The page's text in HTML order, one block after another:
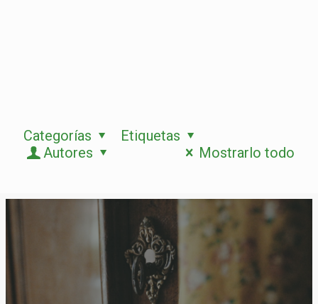
Categorías
Etiquetas
Autores
Mostrarlo todo